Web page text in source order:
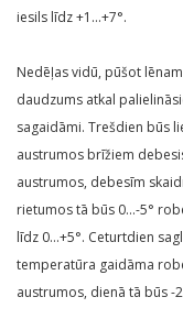
iesils līdz +1…+7°.
Nedēļas vidū, pūšot
daudzums atkal
sagaidāmi. Trešdien būs
austrumos brīžiem
austrumos, debesīm
rietumos tā būs 0…-5°
līdz 0…+5°. Ceturtdien
temperatūra gaidāma
austrumos, dienā tā būs -